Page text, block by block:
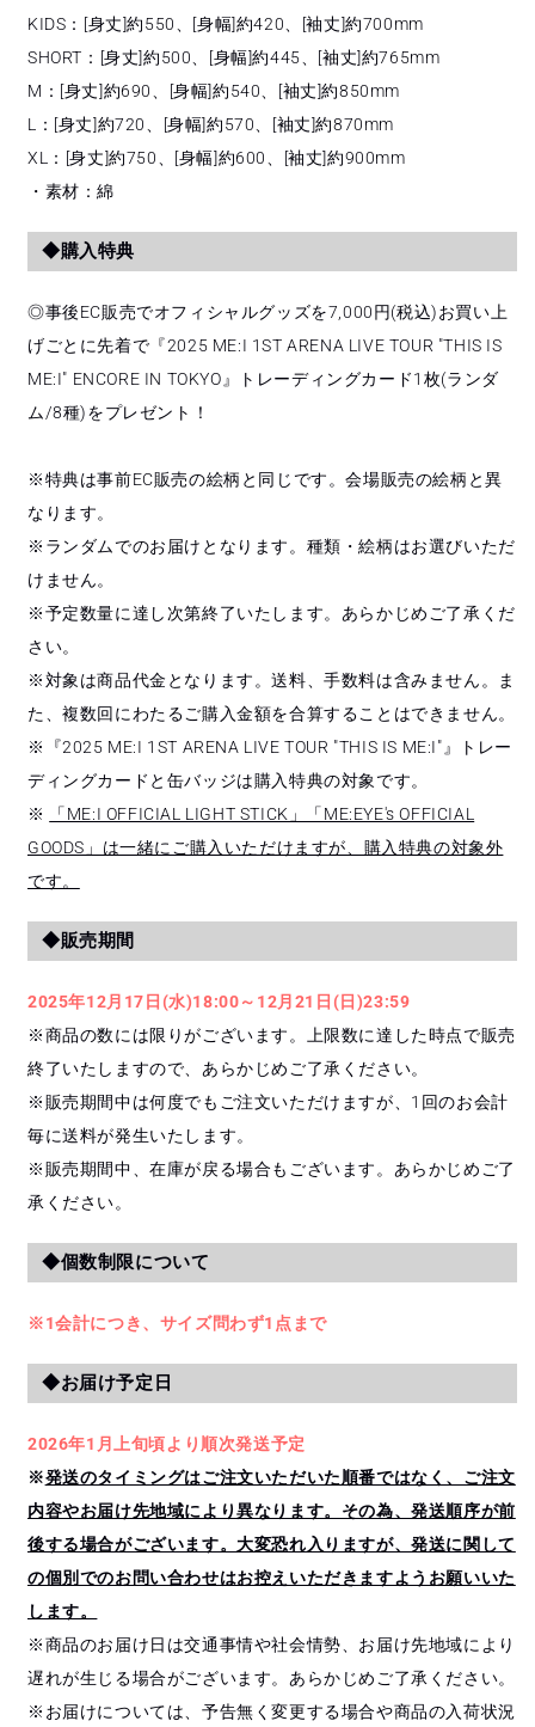
KIDS：[身丈]約550、[身幅]約420、[袖丈]約700mm
SHORT：[身丈]約500、[身幅]約445、[袖丈]約765mm
M：[身丈]約690、[身幅]約540、[袖丈]約850mm
L：[身丈]約720、[身幅]約570、[袖丈]約870mm
XL：[身丈]約750、[身幅]約600、[袖丈]約900mm
・素材：綿
◆購入特典
◎事後EC販売でオフィシャルグッズを7,000円(税込)お買い上
げごとに先着で『2025 ME:I 1ST ARENA LIVE TOUR "THIS IS
ME:I" ENCORE IN TOKYO』トレーディングカード1枚(ランダ
ム/8種)をプレゼント！
※特典は事前EC販売の絵柄と同じです。会場販売の絵柄と異
なります。
※ランダムでのお届けとなります。種類・絵柄はお選びいただ
けません。
※予定数量に達し次第終了いたします。あらかじめご了承くだ
さい。
※対象は商品代金となります。送料、手数料は含みません。ま
た、複数回にわたるご購入金額を合算することはできません。
※『2025 ME:I 1ST ARENA LIVE TOUR "THIS IS ME:I"』トレー
ディングカードと缶バッジは購入特典の対象です。
※
「ME:I OFFICIAL LIGHT STICK」「ME:EYE's OFFICIAL
GOODS」は一緒にご購入いただけますが、購入特典の対象外
です。
◆販売期間
2025年12月17日(水)18:00～12月21日(日)23:59
※商品の数には限りがございます。上限数に達した時点で販売
終了いたしますので、あらかじめご了承ください。
※販売期間中は何度でもご注文いただけますが、1回のお会計
毎に送料が発生いたします。
※販売期間中、在庫が戻る場合もございます。あらかじめご了
承ください。
◆個数制限について
※1会計につき、サイズ問わず1点まで
◆お届け予定日
2026年1月上旬頃より順次発送予定
※発送のタイミングはご注文いただいた順番ではなく、ご注文
内容やお届け先地域により異なります。その為、発送順序が前
後する場合がございます。大変恐れ入りますが、発送に関して
の個別でのお問い合わせはお控えいただきますようお願いいた
します。
※商品のお届け日は交通事情や社会情勢、お届け先地域により
遅れが生じる場合がございます。あらかじめご了承ください。
※お届けについては、予告無く変更する場合や商品の入荷状況